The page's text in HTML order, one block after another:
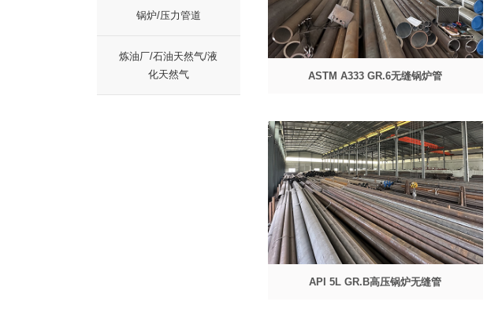
锅炉/压力管道
化天然气 ASTM A333 GR.6无缝锅炉管
API 5L GR.B高压锅炉无缝管